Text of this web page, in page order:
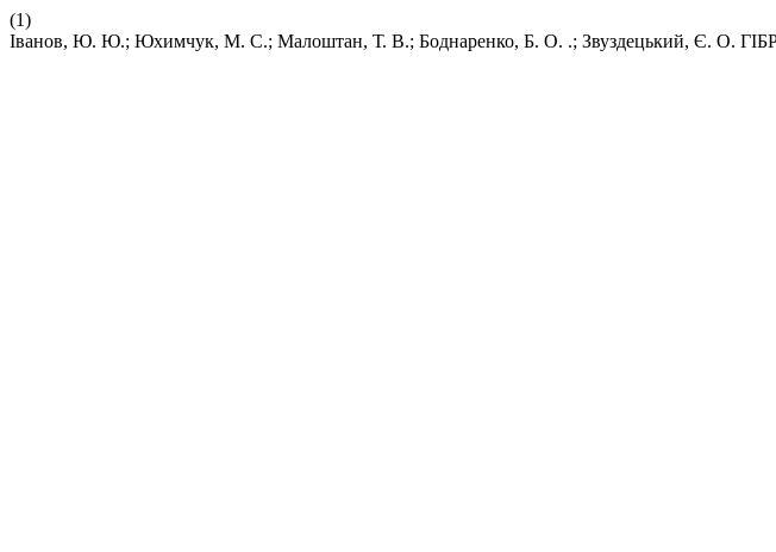
(1)
Іванов, Ю. Ю.; Юхимчук, М. С.; Малоштан, Т. В.; Боднаренко, Б. О. .; Звуздецький,